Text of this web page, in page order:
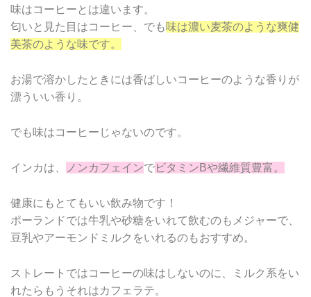
味はコーヒーとは違います。
匂いと見た目はコーヒー、でも 味は濃い麦茶のような爽健
美茶のような味です。
お湯で溶かしたときには香ばしいコーヒーのような香りが
漂ういい香り。
でも味はコーヒーじゃないのです。
インカは、 ノンカフェインでビタミンBや繊維質豊富。
健康にもとてもいい飲み物です！
ポーランドでは牛乳や砂糖をいれて飲むのもメジャーで、
豆乳やアーモンドミルクをいれるのもおすすめ。
ストレートではコーヒーの味はしないのに、ミルク系をい
れたらもうそれはカフェラテ。